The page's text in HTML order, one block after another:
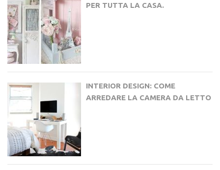
PER TUTTA LA CASA.
INTERIOR DESIGN: COME
ARREDARE LA CAMERA DA LETTO